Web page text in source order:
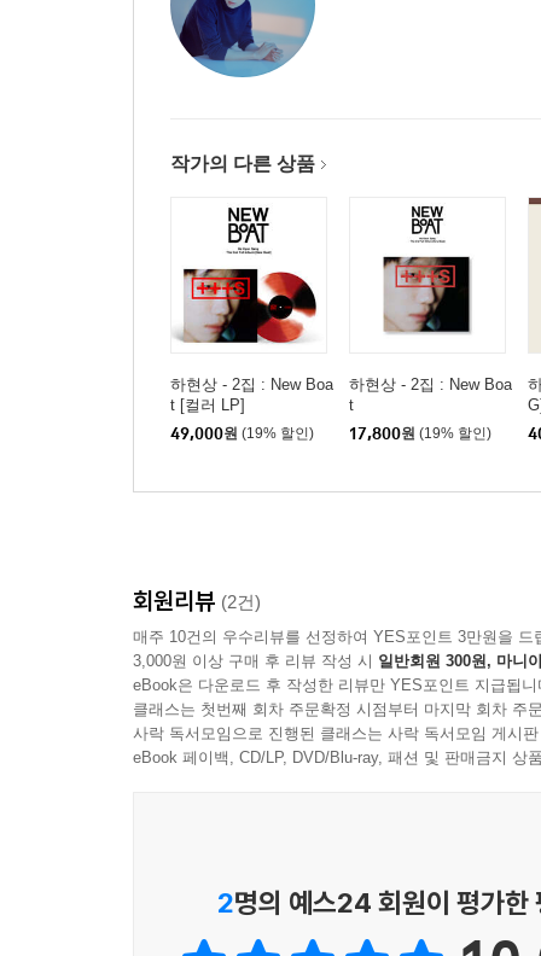
작가의 다른 상품
하현상 - 2집 : New Boa
t [컬러 LP]
49,000원 (19% 할인)
하현상 - 2집 : New Boa
t
17,800원 (19% 할인)
회원리뷰 (2건)
매주 10건의 우수리뷰를 선정하여 YES포인트 3만원을 드
3,000원 이상 구매 후 리뷰 작성 시 일반회원 300원, 마니
eBook은 다운로드 후 작성한 리뷰만 YES포인트 지급됩니
클래스는 첫번째 회차 주문확정 시점부터 마지막 회차 주
사락 독서모임으로 진행된 클래스는 사락 독서모임 게시
eBook 페이백, CD/LP, DVD/Blu-ray, 패션 및 판매금지 상
2명의 예스24 회원이 평가한